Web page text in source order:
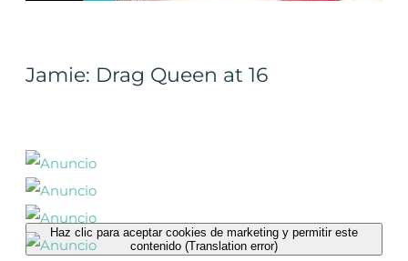
Haz clic para aceptar cookies de marketing y permitir este
contenido (Translation error)
Jamie: Drag Queen at 16